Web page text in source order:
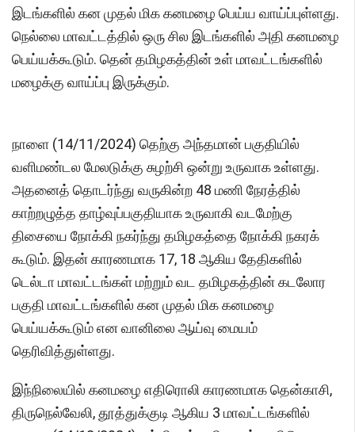
இடங்களில் கன முதல் மிக கனமழை பெய்ய வாய்ப்புள்ளது.
நெல்லை மாவட்டத்தில் ஒரு சில இடங்களில் அதி கனமழை
பெய்யக்கூடும். தென் தமிழகத்தின் உள் மாவட்டங்களில்
மழைக்கு வாய்ப்பு இருக்கும்.
நாளை (14/11/2024) தெற்கு அந்தமான் பகுதியில்
வளிமண்டல மேலடுக்கு சுழற்சி ஒன்று உருவாக உள்ளது.
அதனைத் தொடர்ந்து வருகின்ற 48 மணி நேரத்தில்
காற்றழுத்த தாழ்வுப்பகுதியாக உருவாகி வடமேற்கு
திசையை நோக்கி நகர்ந்து தமிழகத்தை நோக்கி நகரக்
கூடும். இதன் காரணமாக 17, 18 ஆகிய தேதிகளில்
டெல்டா மாவட்டங்கள் மற்றும் வட தமிழகத்தின் கடலோர
பகுதி மாவட்டங்களில் கன முதல் மிக கனமழை
பெய்யக்கூடும் என வானிலை ஆய்வு மையம்
தெரிவித்துள்ளது.
இந்நிலையில் கனமழை எதிரொலி காரணமாக தென்காசி,
திருநெல்வேலி, தூத்துக்குடி ஆகிய 3 மாவட்டங்களில்